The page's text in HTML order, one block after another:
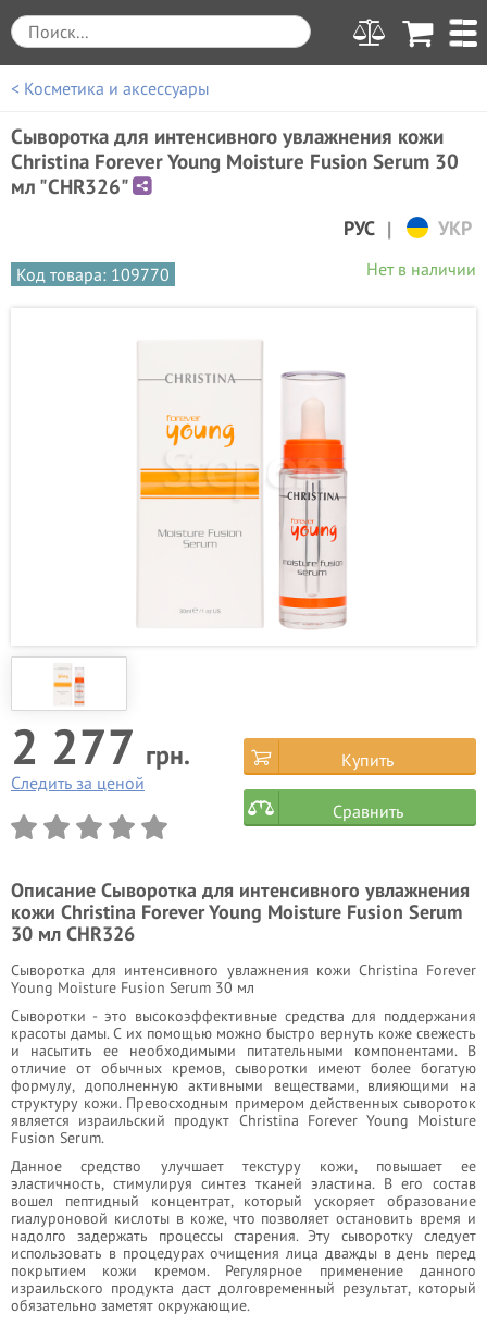
< Косметика и аксессуары
Сыворотка для интенсивного увлажнения кожи
Christina Forever Young Moisture Fusion Serum 30
мл "CHR326"
РУС | УКР
Код товара: 109770 Нет в наличии
2 277 грн.
Следить за ценой
Купить
Сравнить
Описание Сыворотка для интенсивного увлажнения
кожи Christina Forever Young Moisture Fusion Serum
30 мл CHR326
Сыворотка для интенсивного увлажнения кожи Christina Forever
Young Moisture Fusion Serum 30 мл
Сыворотки - это высокоэффективные средства для поддержания
красоты дамы. С их помощью можно быстро вернуть коже свежесть
и насытить ее необходимыми питательными компонентами. В
отличие от обычных кремов, сыворотки имеют более богатую
формулу, дополненную активными веществами, влияющими на
структуру кожи. Превосходным примером действенных сывороток
является израильский продукт Christina Forever Young Moisture
Fusion Serum.
Данное средство улучшает текстуру кожи, повышает ее
эластичность, стимулируя синтез тканей эластина. В его состав
вошел пептидный концентрат, который ускоряет образование
гиалуроновой кислоты в коже, что позволяет остановить время и
надолго задержать процессы старения. Эту сыворотку следует
использовать в процедурах очищения лица дважды в день перед
покрытием кожи кремом. Регулярное применение данного
израильского продукта даст долговременный результат, который
обязательно заметят окружающие.